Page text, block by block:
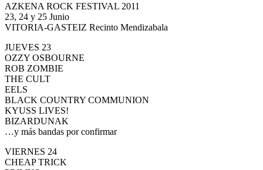
AZKENA ROCK FESTIVAL 2011
23, 24 y 25 Junio
VITORIA-GASTEIZ Recinto Mendizabala
JUEVES 23
OZZY OSBOURNE
ROB ZOMBIE
THE CULT
EELS
BLACK COUNTRY COMMUNION
KYUSS LIVES!
BIZARDUNAK
…y más bandas por confirmar
VIERNES 24
CHEAP TRICK